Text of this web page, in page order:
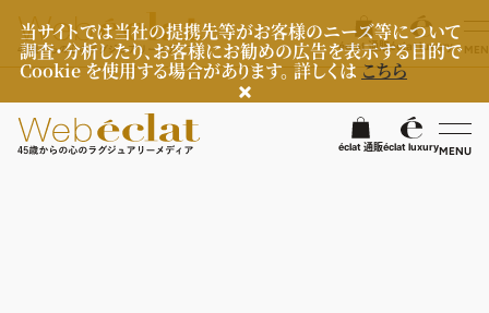
当サイトでは当社の提携先等がお客様のニーズ等について
調査・分析したり、お客様にお勧めの広告を表示する目的で
Cookie を使用する場合があります。 詳しくはこちら
éclat 通販éclat luxuryMENU検
éclat 通販éclat luxury